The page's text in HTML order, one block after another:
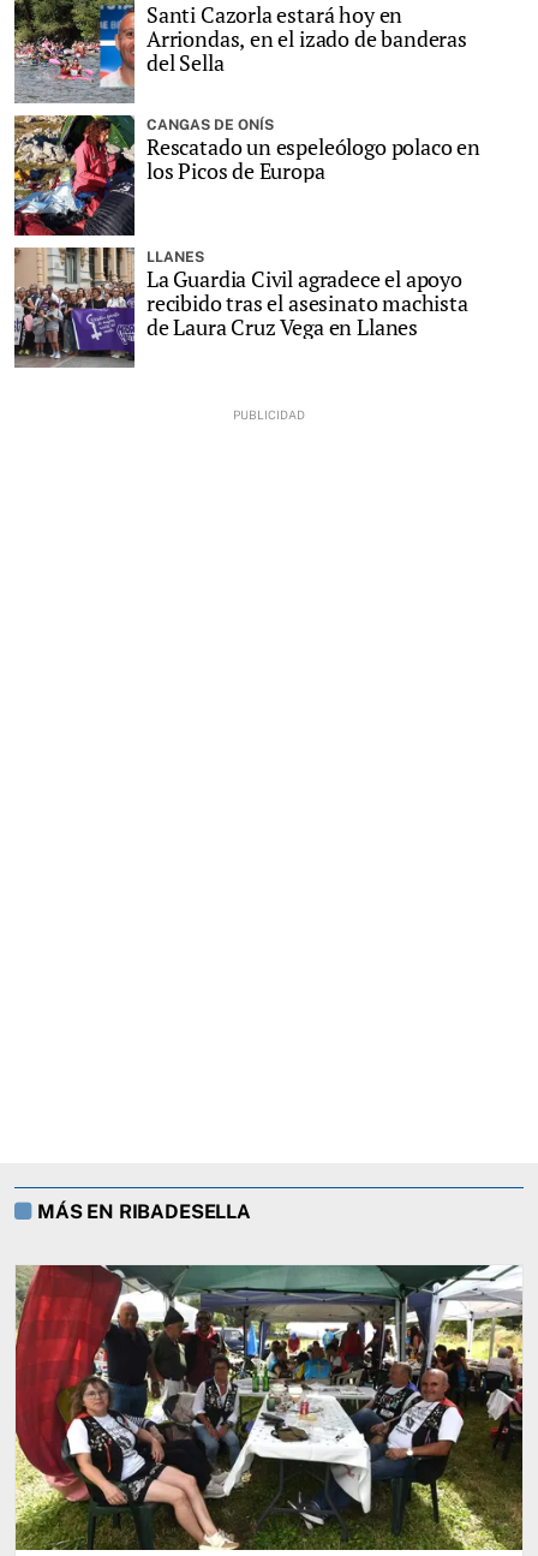
Santi Cazorla estará hoy en
Arriondas, en el izado de banderas
del Sella
CANGAS DE ONÍS
Rescatado un espeleólogo polaco en
los Picos de Europa
LLANES
La Guardia Civil agradece el apoyo
recibido tras el asesinato machista
de Laura Cruz Vega en Llanes
MÁS EN RIBADESELLA